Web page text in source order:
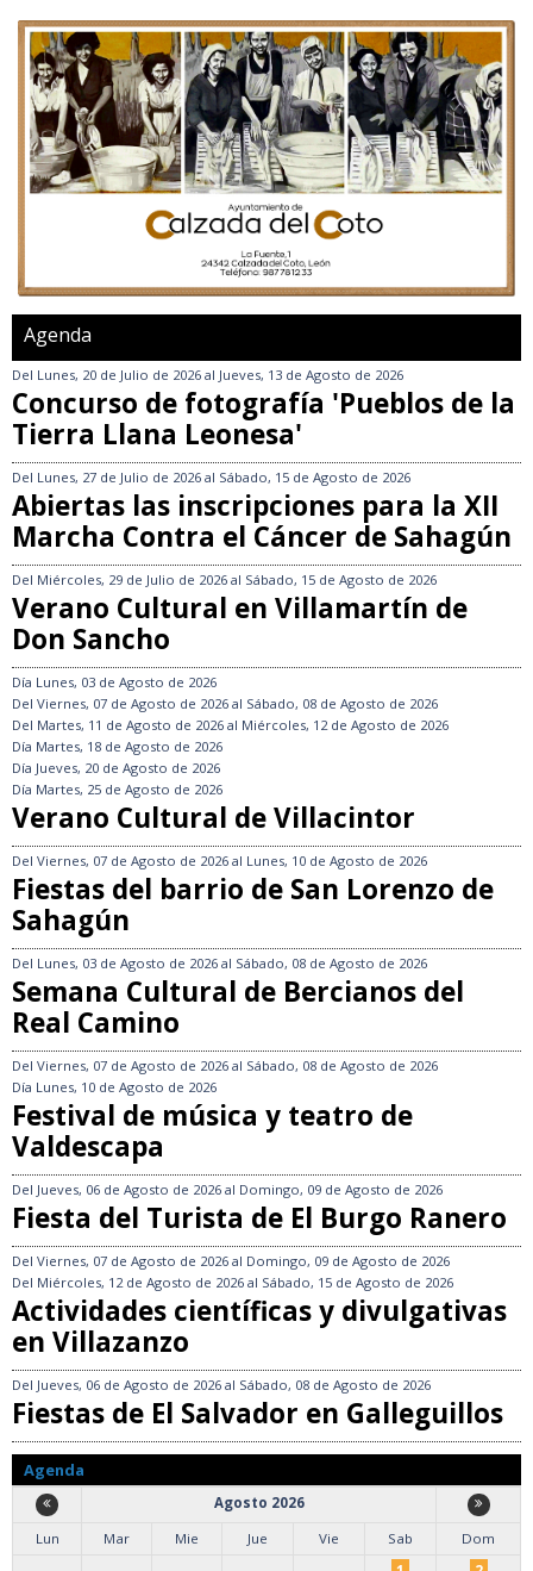
Agenda
Del Lunes, 20 de Julio de 2026 al Jueves, 13 de Agosto de 2026
Concurso de fotografía 'Pueblos de la
Tierra Llana Leonesa'
Del Lunes, 27 de Julio de 2026 al Sábado, 15 de Agosto de 2026
Abiertas las inscripciones para la XII
Marcha Contra el Cáncer de Sahagún
Del Miércoles, 29 de Julio de 2026 al Sábado, 15 de Agosto de 2026
Verano Cultural en Villamartín de
Don Sancho
Día Lunes, 03 de Agosto de 2026
Del Viernes, 07 de Agosto de 2026 al Sábado, 08 de Agosto de 2026
Del Martes, 11 de Agosto de 2026 al Miércoles, 12 de Agosto de 2026
Día Martes, 18 de Agosto de 2026
Día Jueves, 20 de Agosto de 2026
Día Martes, 25 de Agosto de 2026
Verano Cultural de Villacintor
Del Viernes, 07 de Agosto de 2026 al Lunes, 10 de Agosto de 2026
Fiestas del barrio de San Lorenzo de
Sahagún
Del Lunes, 03 de Agosto de 2026 al Sábado, 08 de Agosto de 2026
Semana Cultural de Bercianos del
Real Camino
Del Viernes, 07 de Agosto de 2026 al Sábado, 08 de Agosto de 2026
Día Lunes, 10 de Agosto de 2026
Festival de música y teatro de
Valdescapa
Del Jueves, 06 de Agosto de 2026 al Domingo, 09 de Agosto de 2026
Fiesta del Turista de El Burgo Ranero
Del Viernes, 07 de Agosto de 2026 al Domingo, 09 de Agosto de 2026
Del Miércoles, 12 de Agosto de 2026 al Sábado, 15 de Agosto de 2026
Actividades científicas y divulgativas
en Villazanzo
Del Jueves, 06 de Agosto de 2026 al Sábado, 08 de Agosto de 2026
Fiestas de El Salvador en Galleguillos
Agenda
Agosto 2026
Lun
Mar Mie Jue Vie Sab
Dom